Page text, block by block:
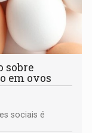
sobre
em ovos
sociais é